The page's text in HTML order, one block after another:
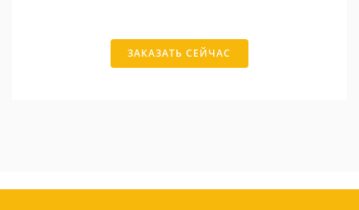
ЗАКАЗАТЬ СЕЙЧАС